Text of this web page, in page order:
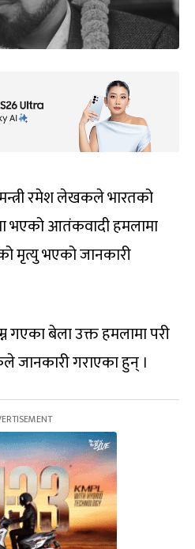
रमेश लेखकले भारतको
भएको आतंकवादी हमलामा
मृत्यु भएको जानकारी
गएका बेला उक्त हमलामा परी
जानकारी गराएका हुन् ।